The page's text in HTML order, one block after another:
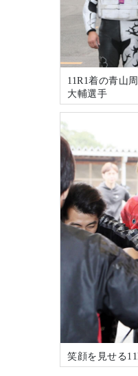
11R1着の青山
大輔選手
笑顔を見せる